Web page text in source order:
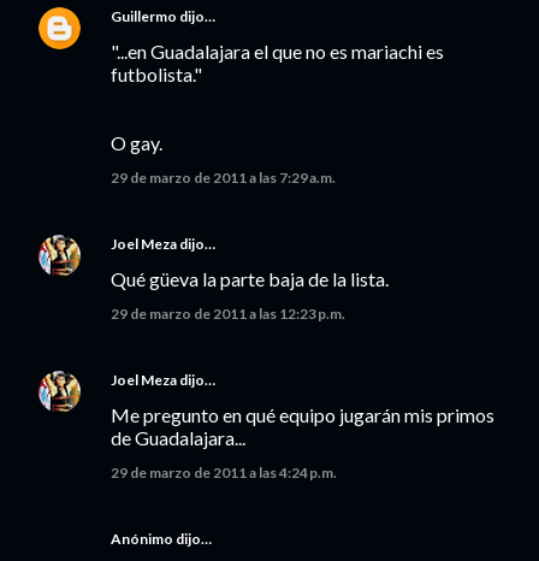
Guillermo dijo…
"...en Guadalajara el que no es mariachi es
futbolista."
O gay.
29 de marzo de 2011 a las 7:29 a.m.
Joel Meza dijo…
Qué güeva la parte baja de la lista.
29 de marzo de 2011 a las 12:23 p.m.
Joel Meza dijo…
Me pregunto en qué equipo jugarán mis primos
de Guadalajara...
29 de marzo de 2011 a las 4:24 p.m.
Anónimo dijo…